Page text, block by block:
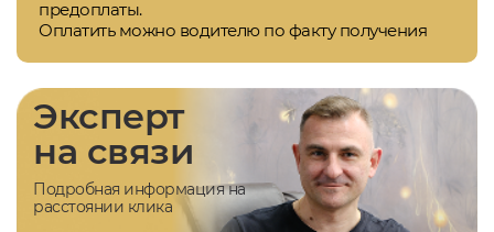
предоплаты.
Оплатить можно водителю по факту получения
Эксперт
на связи
Подробная информация на
расстоянии клика